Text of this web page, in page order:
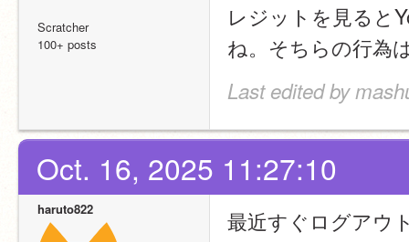
Scratcher
100+ posts
レジットを見ると
ね。そちらの行為
Last edited by
Oct. 16, 2025 11:27:10
haruto822
最近すぐログアウ